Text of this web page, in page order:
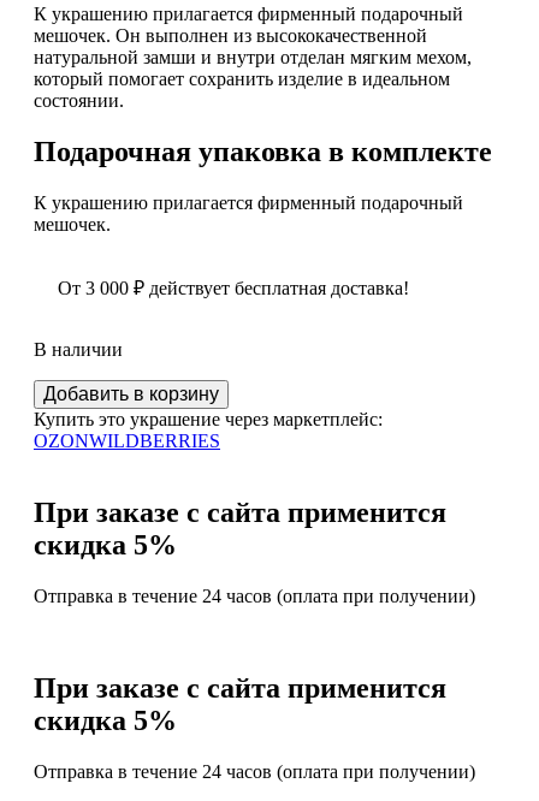
К украшению прилагается фирменный подарочный
мешочек. Он выполнен из высококачественной
натуральной замши и внутри отделан мягким мехом,
который помогает сохранить изделие в идеальном
состоянии.
Подарочная упаковка в комплекте
К украшению прилагается фирменный подарочный
мешочек.
От 3 000 ₽ действует бесплатная доставка!
В наличии
Количество
Серьги
и
подвеска
балтийским
янтарем
Добавить в корзину
Купить это украшение через маркетплейс:
OZONWILDBERRIES
При заказе с сайта применится
скидка 5%
Отправка в течение 24 часов (оплата при получении)
При заказе с сайта применится
скидка 5%
Отправка в течение 24 часов (оплата при получении)